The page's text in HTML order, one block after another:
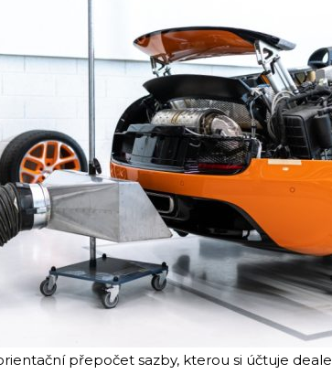
přepočet sazby, kterou si účtuje